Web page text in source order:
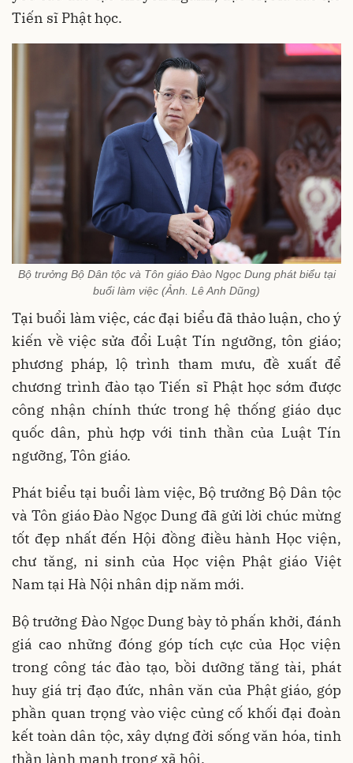
Tiến sĩ Phật học.
Bộ trưởng Bộ Dân tộc và Tôn giáo Đào Ngọc Dung phát biểu tại
buổi làm việc (Ảnh. Lê Anh Dũng)
Tại buổi làm việc, các đại biểu đã thảo luận, cho ý
kiến về việc sửa đổi Luật Tín ngưỡng, tôn giáo;
phương pháp, lộ trình tham mưu, đề xuất để
chương trình đào tạo Tiến sĩ Phật học sớm được
công nhận chính thức trong hệ thống giáo dục
quốc dân, phù hợp với tinh thần của Luật Tín
ngưỡng, Tôn giáo.
Phát biểu tại buổi làm việc, Bộ trưởng Bộ Dân tộc
và Tôn giáo Đào Ngọc Dung đã gửi lời chúc mừng
tốt đẹp nhất đến Hội đồng điều hành Học viện,
chư tăng, ni sinh của Học viện Phật giáo Việt
Nam tại Hà Nội nhân dịp năm mới.
Bộ trưởng Đào Ngọc Dung bày tỏ phấn khởi, đánh
giá cao những đóng góp tích cực của Học viện
trong công tác đào tạo, bồi dưỡng tăng tài, phát
huy giá trị đạo đức, nhân văn của Phật giáo, góp
phần quan trọng vào việc củng cố khối đại đoàn
kết toàn dân tộc, xây dựng đời sống văn hóa, tinh
thần lành mạnh trong xã hội.